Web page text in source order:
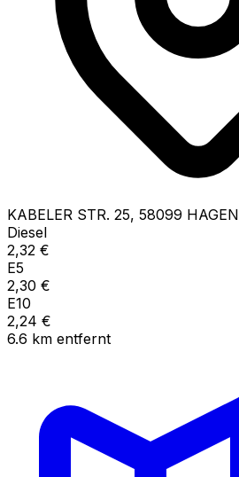
KABELER STR. 25, 58099 HAGEN
Diesel
2,32 €
E5
2,30 €
E10
2,24 €
6.6 km entfernt